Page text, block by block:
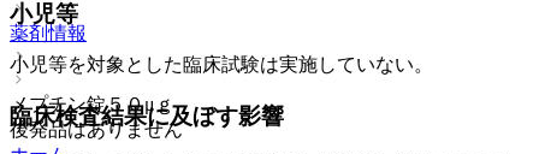
薬剤情報
メプチン錠５０μｇ
後発品はありません
小児等
小児等を対象とした臨床試験は実施していない。
臨床検査結果に及ぼす影響